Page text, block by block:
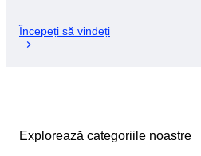
Începeți să vindeți
Explorează categoriile noastre